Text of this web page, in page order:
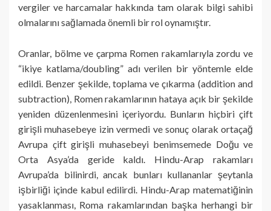
vergiler ve harcamalar hakkında tam olarak bilgi sahibi
olmalarını sağlamada önemli bir rol oynamıştır.
Oranlar, bölme ve çarpma Romen rakamlarıyla zordu ve
“ikiye katlama/doubling” adı verilen bir yöntemle elde
edildi. Benzer şekilde, toplama ve çıkarma (addition and
subtraction), Romen rakamlarının hataya açık bir şekilde
yeniden düzenlenmesini içeriyordu. Bunların hiçbiri çift
girişli muhasebeye izin vermedi ve sonuç olarak ortaçağ
Avrupa çift girişli muhasebeyi benimsemede Doğu ve
Orta Asya’da geride kaldı. Hindu-Arap rakamları
Avrupa’da bilinirdi, ancak bunları kullananlar şeytanla
işbirliği içinde kabul edilirdi. Hindu-Arap matematiğinin
yasaklanması, Roma rakamlarından başka herhangi bir